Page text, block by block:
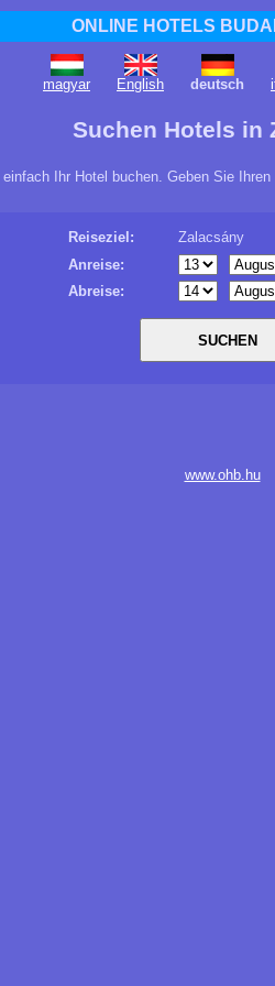
ONLINE HOTELS
magyar English deutsch
Suchen Hotels in
Ihr Hotel buchen. Geben Sie
Reiseziel:
Zalacsány
Anreise:
Abreise:
www.ohb.hu